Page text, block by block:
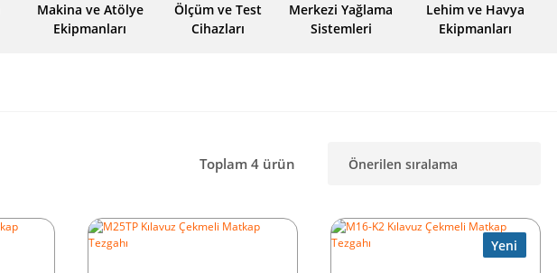
Makina ve Atölye
Ekipmanları
Ölçüm ve Test
Cihazları
Merkezi Yağlama
Sistemleri
Lehim ve Havya
Ekipmanları
Toplam 4 ürün
Yeni